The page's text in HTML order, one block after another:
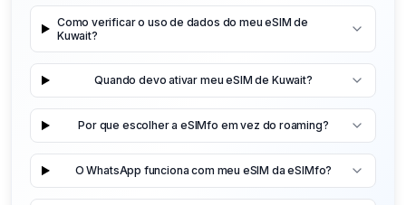
Como verificar o uso de dados do meu eSIM de
Kuwait?
Quando devo ativar meu eSIM de Kuwait?
Por que escolher a eSIMfo em vez do roaming?
O WhatsApp funciona com meu eSIM da eSIMfo?